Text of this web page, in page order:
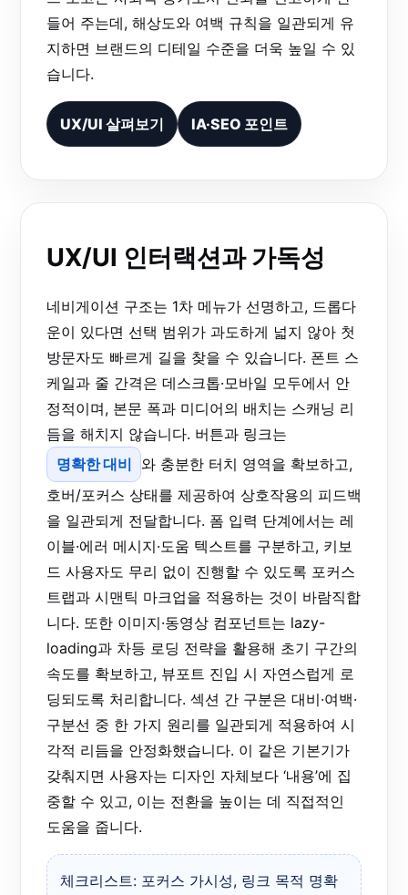
들어 주는데, 해상도와 여백 규칙을 일관되게 유
지하면 브랜드의 디테일 수준을 더욱 높일 수 있
습니다.
UX/UI 살펴보기 IA·SEO 포인트
UX/UI 인터랙션과 가독성
네비게이션 구조는 1차 메뉴가 선명하고, 드롭다
운이 있다면 선택 범위가 과도하게 넓지 않아 첫
방문자도 빠르게 길을 찾을 수 있습니다. 폰트 스
케일과 줄 간격은 데스크톱·모바일 모두에서 안
정적이며, 본문 폭과 미디어의 배치는 스캐닝 리
듬을 해치지 않습니다. 버튼과 링크는
명확한 대비
와 충분한 터치 영역을 확보하고,
호버/포커스 상태를 제공하여 상호작용의 피드백
을 일관되게 전달합니다. 폼 입력 단계에서는 레
이블·에러 메시지·도움 텍스트를 구분하고, 키보
드 사용자도 무리 없이 진행할 수 있도록 포커스
트랩과 시맨틱 마크업을 적용하는 것이 바람직합
니다. 또한 이미지·동영상 컴포넌트는 lazy-
loading과 차등 로딩 전략을 활용해 초기 구간의
속도를 확보하고, 뷰포트 진입 시 자연스럽게 로
딩되도록 처리합니다. 섹션 간 구분은 대비·여백·
구분선 중 한 가지 원리를 일관되게 적용하여 시
각적 리듬을 안정화했습니다. 이 같은 기본기가
갖춰지면 사용자는 디자인 자체보다 ‘내용’에 집
중할 수 있고, 이는 전환을 높이는 데 직접적인
도움을 줍니다.
체크리스트: 포커스 가시성, 링크 목적 명확